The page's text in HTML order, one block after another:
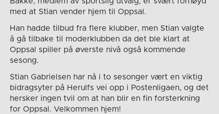
med at Stian vender hjem til Oppsal.
Han hadde tilbud fra flere klubber, men Stian valgte
å gå tilbake til moderklubben da det ble klart at
Oppsal spiller på øverste nivå også kommende
sesong.
Stian Gabrielsen har nå i to sesonger vært en viktig
bidragsyter på Herulfs vei opp i Postenligaen, og det
hersker ingen tvil om at han blir en fin forsterkning
for Oppsal. Velkommen hjem!